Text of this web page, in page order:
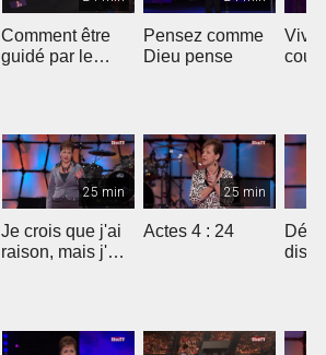
Comment être
guidé par le
Pensez comme
Dieu pense
Vivre
25 min
Je crois que j'ai
raison, mais j'ai
25 min
Actes 4 : 24